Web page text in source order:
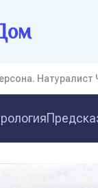
Натуралист